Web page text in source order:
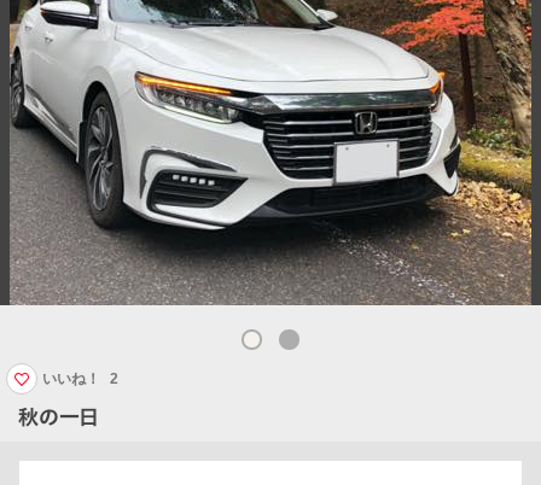
秋の一日
いいね！ 2